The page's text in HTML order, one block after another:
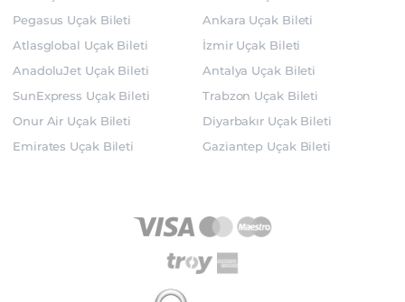
Pegasus Uçak Bileti
Atlasglobal Uçak Bileti
AnadoluJet Uçak Bileti
SunExpress Uçak Bileti
Onur Air Uçak Bileti
Emirates Uçak Bileti
Ankara Uçak Bileti
İzmir Uçak Bileti
Antalya Uçak Bileti
Trabzon Uçak Bileti
Diyarbakır Uçak Bileti
Gaziantep Uçak Bileti